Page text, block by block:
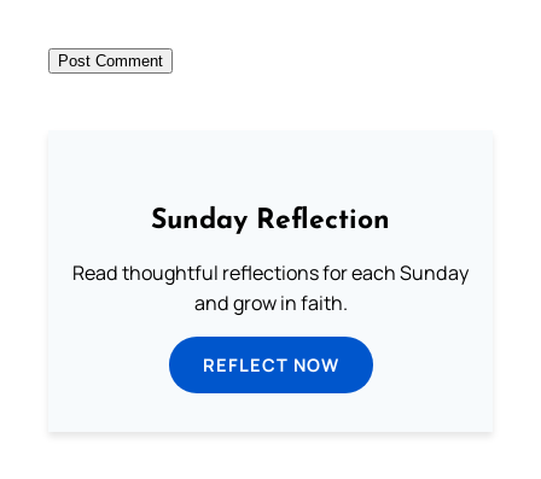
Sunday Reflection
Read thoughtful reflections for each Sunday
and grow in faith.
REFLECT NOW